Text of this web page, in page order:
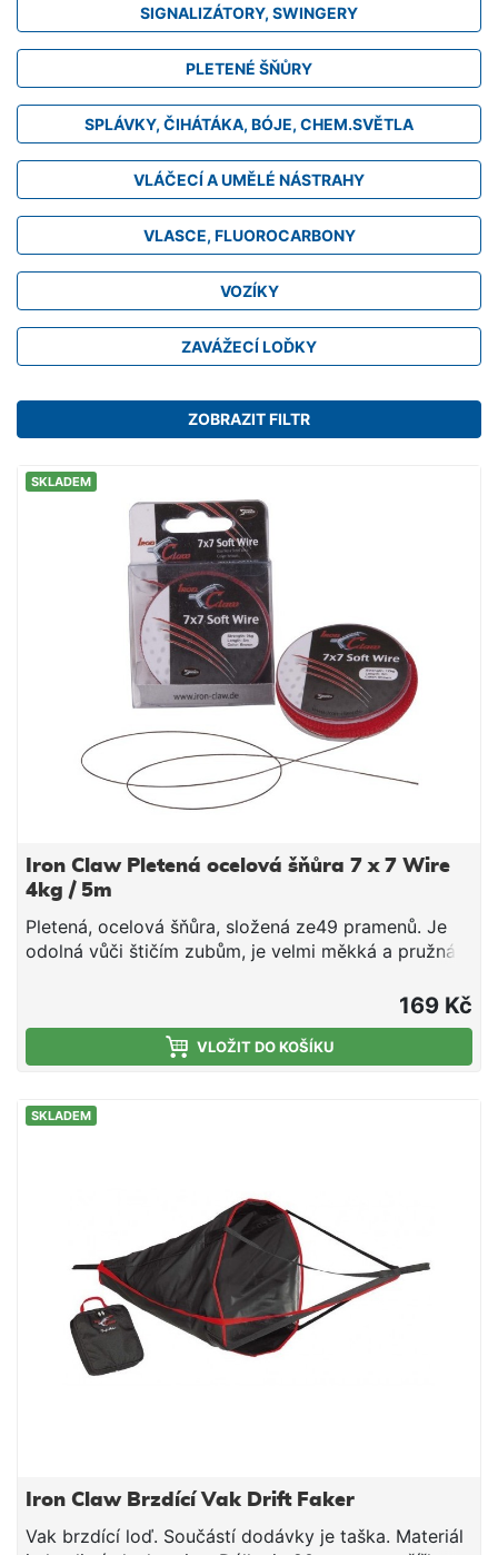
SIGNALIZÁTORY, SWINGERY
PLETENÉ ŠŇŮRY
SPLÁVKY, ČIHÁTÁKA, BÓJE, CHEM.SVĚTLA
VLÁČECÍ A UMĚLÉ NÁSTRAHY
VLASCE, FLUOROCARBONY
VOZÍKY
ZAVÁŽECÍ LOĎKY
ZOBRAZIT FILTR
SKLADEM
Iron Claw Pletená ocelová šňůra 7 x 7 Wire
4kg / 5m
Pletená, ocelová šňůra, složená ze49 pramenů. Je
odolná vůči štičím zubům, je velmi měkká a pružná.5
169 Kč
VLOŽIT DO KOŠÍKU
SKLADEM
Iron Claw Brzdící Vak Drift Faker
Vak brzdící loď. Součástí dodávky je taška. Materiál